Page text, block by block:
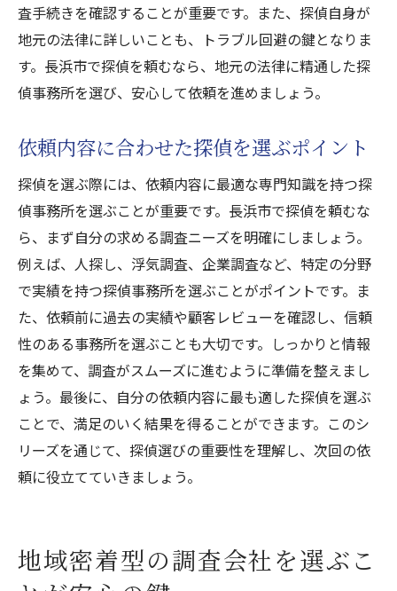
依頼後のフォローアップで結果を引き出す
探偵の専門性を活かすための提案方法
望む結果を得るための依頼戦略
査手続きを確認することが重要です。また、探偵自身が
地元の法律に詳しいことも、トラブル回避の鍵となりま
す。長浜市で探偵を頼むなら、地元の法律に精通した探
偵事務所を選び、安心して依頼を進めましょう。
依頼内容に合わせた探偵を選ぶポイント
探偵を選ぶ際には、依頼内容に最適な専門知識を持つ探
偵事務所を選ぶことが重要です。長浜市で探偵を頼むな
ら、まず自分の求める調査ニーズを明確にしましょう。
例えば、人探し、浮気調査、企業調査など、特定の分野
で実績を持つ探偵事務所を選ぶことがポイントです。ま
た、依頼前に過去の実績や顧客レビューを確認し、信頼
性のある事務所を選ぶことも大切です。しっかりと情報
を集めて、調査がスムーズに進むように準備を整えまし
ょう。最後に、自分の依頼内容に最も適した探偵を選ぶ
ことで、満足のいく結果を得ることができます。このシ
リーズを通じて、探偵選びの重要性を理解し、次回の依
頼に役立てていきましょう。
地域密着型の調査会社を選ぶこ